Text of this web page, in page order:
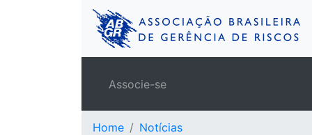
Associe-se
Home Notícias